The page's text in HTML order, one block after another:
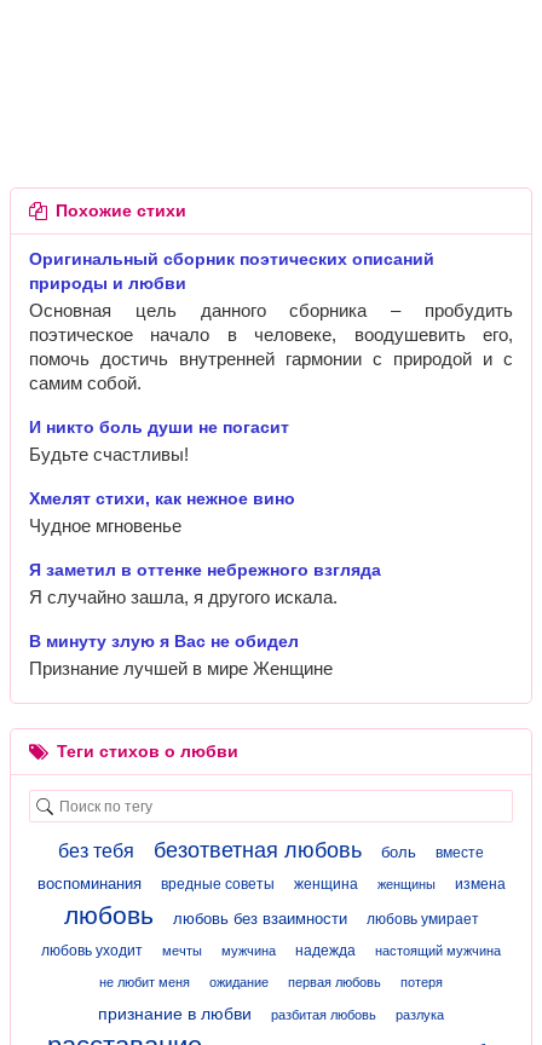
Похожие стихи
Оригинальный сборник поэтических описаний
природы и любви
Основная цель данного сборника – пробудить
поэтическое начало в человеке, воодушевить его,
помочь достичь внутренней гармонии с природой и с
самим собой.
И никто боль души не погасит
Будьте счастливы!
Хмелят стихи, как нежное вино
Чудное мгновенье
Я заметил в оттенке небрежного взгляда
Я случайно зашла, я другого искала.
В минуту злую я Вас не обидел
Признание лучшей в мире Женщине
Теги стихов о любви
без тебя безответная любовь боль вместе
воспоминания вредные советы женщина женщины измена
любовь любовь без взаимности
любовь умирает
любовь уходит
мечты мужчина надежда настоящий мужчина
не любит меня ожидание первая любовь потеря
признание в любви разбитая любовь разлука